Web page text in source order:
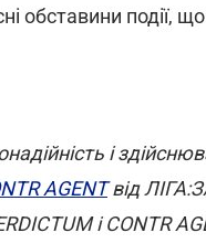
обставини події,
і
AGENTвід
і CONTR